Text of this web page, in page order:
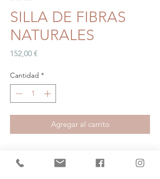
SILLA DE FIBRAS
NATURALES
152,00 €Precio
Cantidad *
Agregar al carrito
MEDIDAS